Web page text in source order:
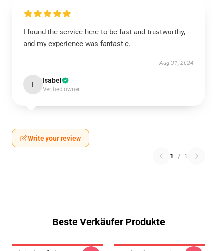
I found the service here to be fast and trustworthy,
and my experience was fantastic.
Aug 31, 2024
I Isabel
Verified owner
Write your review
1 / 1
Beste Verkäufer Produkte